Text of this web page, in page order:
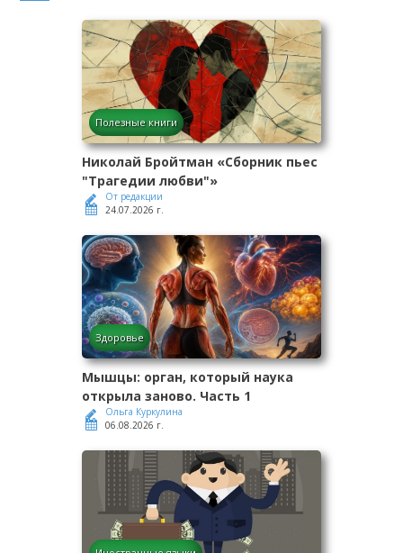
Полезные книги
Николай Бройтман «Сборник пьес
"Трагедии любви"»
От редакции
24.07.2026 г.
Здоровье
Мышцы: орган, который наука
открыла заново. Часть 1
Ольга Куркулина
06.08.2026 г.